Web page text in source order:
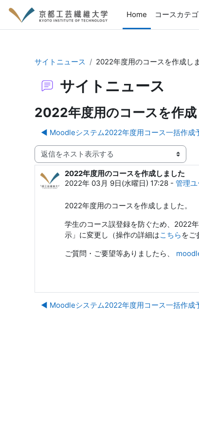
Home
コースカテゴ
サイトニュース 2022年度用のコースを作成し
サイトニュース
2022年度用のコースを作
◀︎ Moodleシステム2022年度用コース一括作成
表示モード
2022年度用のコースを作成しました
2022年 03月 9日(水曜日) 17:28 - 管理
返信数: 0
2022年度用のコースを作成しました。
学生のコース誤登録を防ぐため、2022
示」に変更し（操作の詳細はこちら をご
ご質問・ご要望等ありましたら、
◀︎ Moodleシステム2022年度用コース一括作成